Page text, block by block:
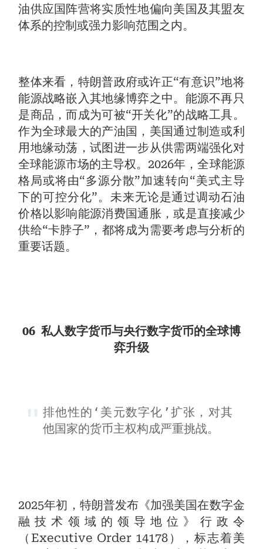
油供应国阵营将实质性地偏向美国及其盟友
体系的控制或强力影响范围之内。
整体来看，特朗普政府或许正“有意识”地将
能源战略嵌入其地缘博弈之中。能源不再只
是商品，而成为可被“开关化”的战略工具。
作为全球最大的产油国，美国通过制造或利
用地缘动荡，试图进一步从供需两端强化对
全球能源市场的主导权。2026年，全球能源
格局或将由“多源分散”加速转向“美式主导
下的可控分化”。未来无论是通过调动石油
价格以影响能源消费国通胀，或是直接减少
供给“卡脖子”，都将成为需要考虑与分析的
重要话题。
06 私人数字货币与央行数字货币的全球博
弈升级
排他性的‘美元数字化’扩张，对其
他国家的货币主权构成严重挑战。
2025年初，特朗普发布《加强美国在数字金
融技术领域的领导地位》行政令
（Executive Order 14178），标志着美